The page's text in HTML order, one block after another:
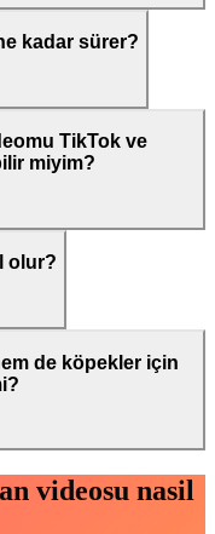
kadar sürer?
TikTok ve
miyim?
olur?
de köpekler için
videosu nasil